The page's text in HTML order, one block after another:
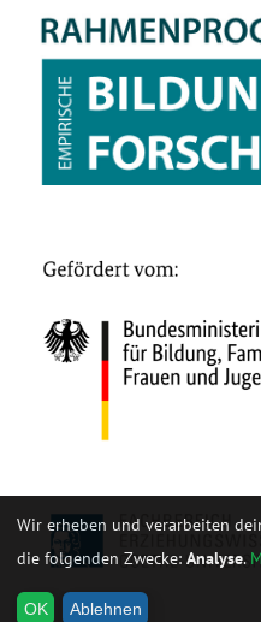
Wir erheben und verarbeiten
die folgenden Zwecke: Analyse.
OK Ablehnen